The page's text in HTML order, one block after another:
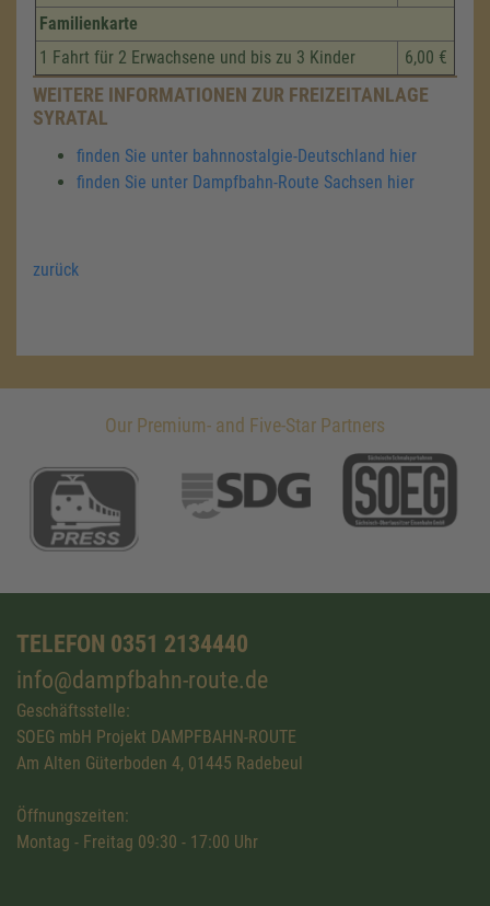
Familienkarte
1 Fahrt für 2 Erwachsene und bis zu 3 Kinder
6,00 €
WEITERE INFORMATIONEN ZUR FREIZEITANLAGE
SYRATAL
finden Sie unter bahnnostalgie-Deutschland hier
finden Sie unter Dampfbahn-Route Sachsen hier
zurück
Our Premium- and Five-Star Partners
TELEFON 0351 2134440
info@dampfbahn-route.de
Geschäftsstelle:
SOEG mbH Projekt DAMPFBAHN-ROUTE
Am Alten Güterboden 4, 01445 Radebeul
Öffnungszeiten:
Montag - Freitag 09:30 - 17:00 Uhr